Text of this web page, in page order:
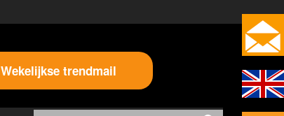
Wekelijkse trendmail